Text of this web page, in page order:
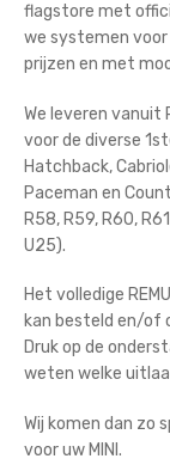
flagstore met
we systemen voor
prijzen en met
We leveren vanuit
voor de diverse
Hatchback,
Paceman en
R58, R59, R60,
U25).
Het volledige
kan besteld en/of
Druk op de
weten welke
Wij komen dan zo
voor uw MINI.